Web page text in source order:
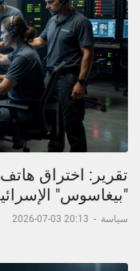
تقرير: اختراق
"بيغاسوس"
سياسة -
20:13 03-07-2026